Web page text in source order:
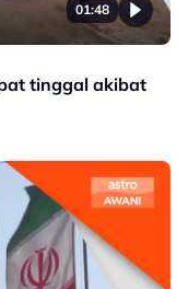
01:48
tinggal akibat